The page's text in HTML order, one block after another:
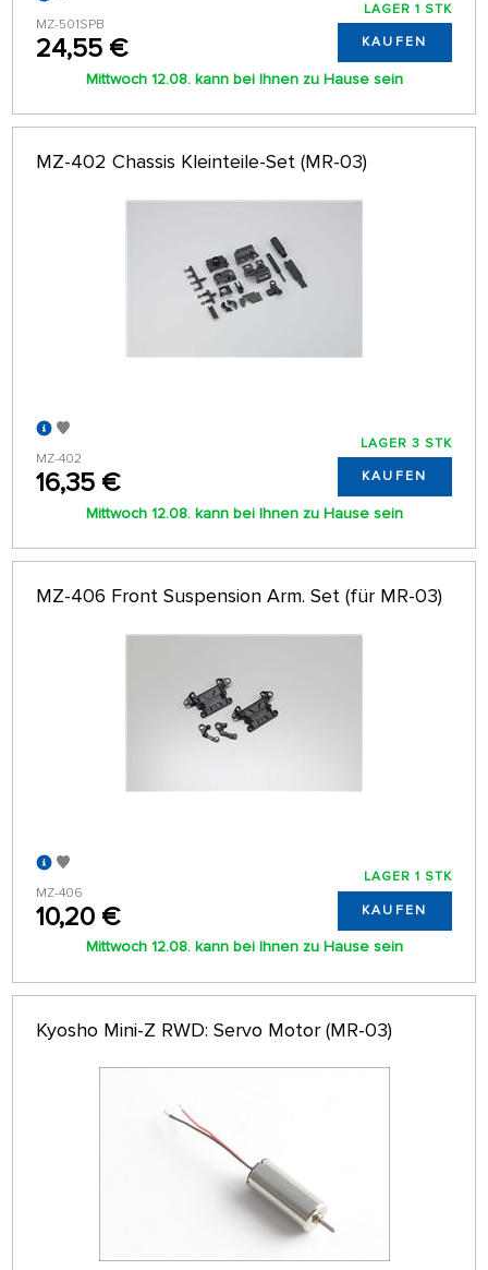
MZ-501SPB
24,55 €
LAGER 1 STK
KAUFEN
Mittwoch 12.08. kann bei Ihnen zu Hause sein
MZ-402 Chassis Kleinteile-Set (MR-03)
MZ-402
16,35 €
LAGER 3 STK
KAUFEN
Mittwoch 12.08. kann bei Ihnen zu Hause sein
MZ-406 Front Suspension Arm. Set (für MR-03)
MZ-406
10,20 €
LAGER 1 STK
KAUFEN
Mittwoch 12.08. kann bei Ihnen zu Hause sein
Kyosho Mini-Z RWD: Servo Motor (MR-03)